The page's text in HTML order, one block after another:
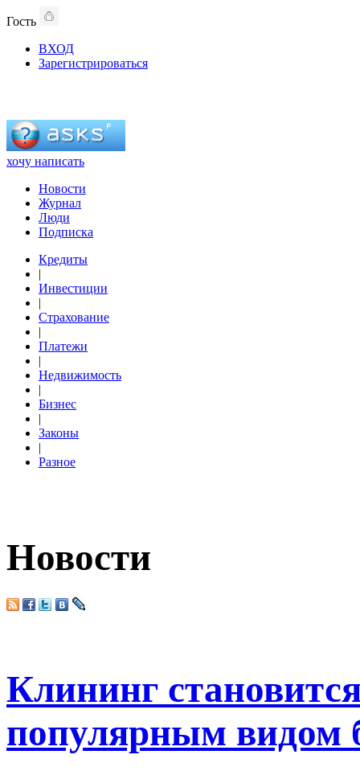
Гость
ВХОД
Зарегистрироваться
хочу написать
Новости
Журнал
Люди
Подписка
Кредиты
|
Инвестиции
|
Страхование
|
Платежи
|
Недвижимость
|
Бизнес
|
Законы
|
Разное
Новости
Клининг
популярным видом